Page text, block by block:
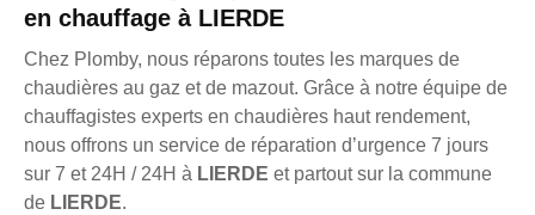
en chauffage à LIERDE
Chez Plomby, nous réparons toutes les marques de
chaudières au gaz et de mazout. Grâce à notre équipe de
chauffagistes experts en chaudières haut rendement,
nous offrons un service de réparation d’urgence 7 jours
sur 7 et 24H / 24H à LIERDE et partout sur la commune
de LIERDE.